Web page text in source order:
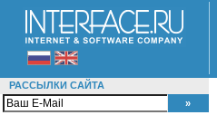
РАССЫЛКИ САЙТА